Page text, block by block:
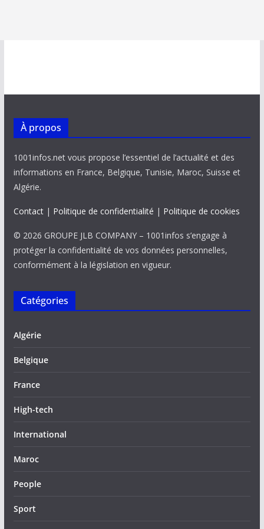
À propos
1001infos.net vous propose l’essentiel de l’actualité et des
informations en France, Belgique, Tunisie, Maroc, Suisse et
Algérie.
Contact| Politique de confidentialité | Politique de cookies
© 2026 GROUPE JLB COMPANY – 1001infos s’engage à
protéger la confidentialité de vos données personnelles,
conformément à la législation en vigueur.
Catégories
Algérie
Belgique
France
High-tech
International
Maroc
People
Sport